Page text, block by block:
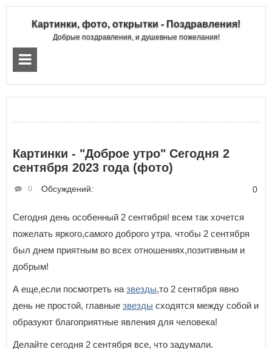
Картинки, фото, открытки - Поздравления!
Добрые поздравления, и душевные пожелания!
Картинки - "Доброе утро" Сегодня 2
сентября 2023 года (фото)
Обсуждений:
0 0
Сегодня день особенный 2 сентября! всем так хочется
пожелать яркого,самого доброго утра. чтобы 2 сентября
был днем приятным во всех отношениях,позитивным и
добрым!
А еще,если посмотреть на звезды,то 2 сентября явно
день не простой, главные звезды сходятся между собой и
образуют благоприятные явления для человека!
Делайте сегодня 2 сентября все, что задумали.